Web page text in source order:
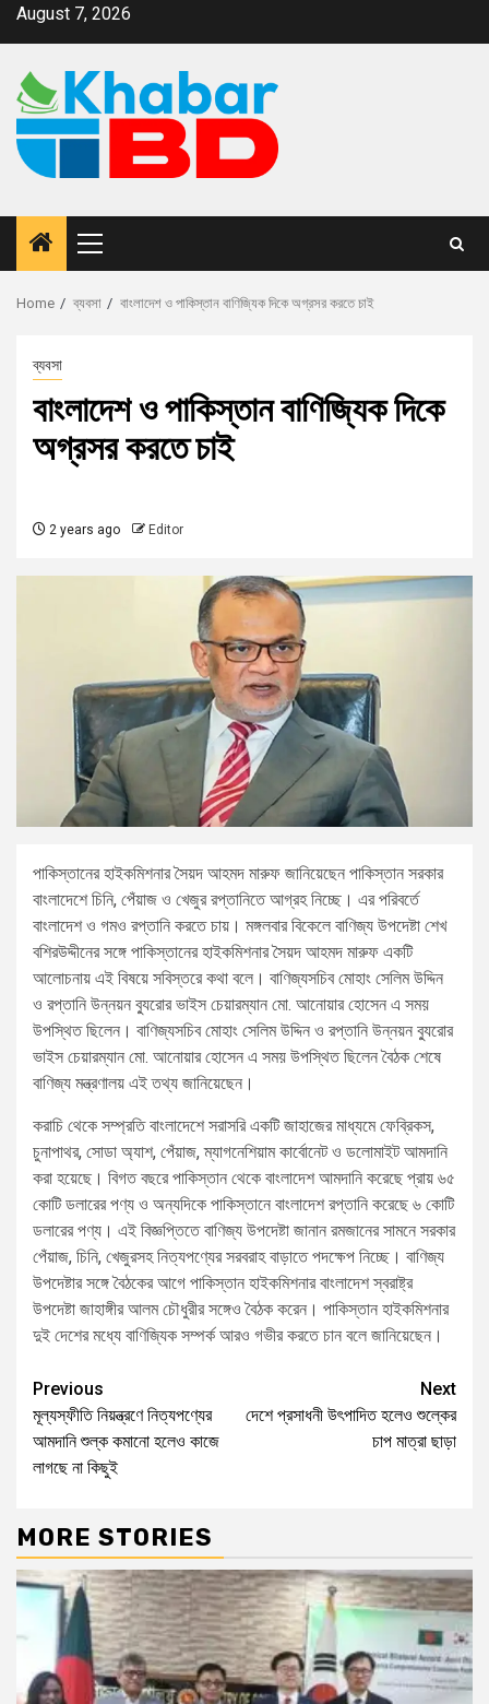
August 7, 2026
Home ব্যবসা বাংলাদেশ ও পাকিস্তান বাণিজ্যিক দিকে অগ্রসর করতে চাই
ব্যবসা
বাংলাদেশ ও পাকিস্তান বাণিজ্যিক দিকে
অগ্রসর করতে চাই
2 years ago Editor
পাকিস্তানের হাইকমিশনার সৈয়দ আহমদ মারুফ জানিয়েছেন পাকিস্তান সরকার
বাংলাদেশে চিনি, পেঁয়াজ ও খেজুর রপ্তানিতে আগ্রহ নিচ্ছে। এর পরিবর্তে
বাংলাদেশ ও গমও রপ্তানি করতে চায়। মঙ্গলবার বিকেলে বাণিজ্য উপদেষ্টা শেখ
বশিরউদ্দীনের সঙ্গে পাকিস্তানের হাইকমিশনার সৈয়দ আহমদ মারুফ একটি
আলোচনায় এই বিষয়ে সবিস্তরে কথা বলে। বাণিজ্যসচিব মোহাং সেলিম উদ্দিন
ও রপ্তানি উন্নয়ন ব্যুরোর ভাইস চেয়ারম্যান মো. আনোয়ার হোসেন এ সময়
উপস্থিত ছিলেন। বাণিজ্যসচিব মোহাং সেলিম উদ্দিন ও রপ্তানি উন্নয়ন ব্যুরোর
ভাইস চেয়ারম্যান মো. আনোয়ার হোসেন এ সময় উপস্থিত ছিলেন বৈঠক শেষে
বাণিজ্য মন্ত্রণালয় এই তথ্য জানিয়েছেন।
করাচি থেকে সম্প্রতি বাংলাদেশে সরাসরি একটি জাহাজের মাধ্যমে ফেব্রিকস,
চুনাপাথর, সোডা অ্যাশ, পেঁয়াজ, ম্যাগনেশিয়াম কার্বোনেট ও ডলোমাইট আমদানি
করা হয়েছে। বিগত বছরে পাকিস্তান থেকে বাংলাদেশ আমদানি করেছে প্রায় ৬৫
কোটি ডলারের পণ্য ও অন্যদিকে পাকিস্তানে বাংলাদেশ রপ্তানি করেছে ৬ কোটি
ডলারের পণ্য। এই বিজ্ঞপ্তিতে বাণিজ্য উপদেষ্টা জানান রমজানের সামনে সরকার
পেঁয়াজ, চিনি, খেজুরসহ নিত্যপণ্যের সরবরাহ বাড়াতে পদক্ষেপ নিচ্ছে। বাণিজ্য
উপদেষ্টার সঙ্গে বৈঠকের আগে পাকিস্তান হাইকমিশনার বাংলাদেশ স্বরাষ্ট্র
উপদেষ্টা জাহাঙ্গীর আলম চৌধুরীর সঙ্গেও বৈঠক করেন। পাকিস্তান হাইকমিশনার
দুই দেশের মধ্যে বাণিজ্যিক সম্পর্ক আরও গভীর করতে চান বলে জানিয়েছেন।
Previous
মূল্যস্ফীতি নিয়ন্ত্রণে নিত্যপণ্যের
আমদানি শুল্ক কমানো হলেও কাজে
লাগছে না কিছুই
Next
দেশে প্রসাধনী উৎপাদিত হলেও শুল্কের
চাপ মাত্রা ছাড়া
MORE STORIES